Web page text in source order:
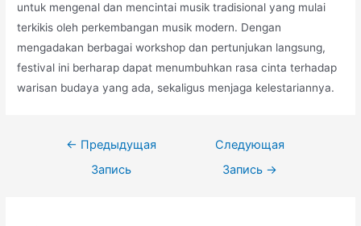
untuk mengenal dan mencintai musik tradisional yang mulai
terkikis oleh perkembangan musik modern. Dengan
mengadakan berbagai workshop dan pertunjukan langsung,
festival ini berharap dapat menumbuhkan rasa cinta terhadap
warisan budaya yang ada, sekaligus menjaga kelestariannya.
Навигация
← Предыдущая
Запись
Следующая
Запись →